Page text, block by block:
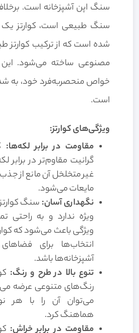
سنگ اپن آشپزخانه است.
سنگ طبیعی است، کوارتز
شده است که از ترکیب کوارتز
مصنوعی ساخته می‌شود.
خواص منحصربه‌فرد خود، به
است.
ویژگی‌های کوارتز:
مقاومت در برابر لکه‌ها:
گرانیت مقاوم‌تر در
غیر متخلخل آن مانع از
مایعات می‌شود.
نگهداری آسان: سنگ
ویژه ندارد و به راحتی
ویژگی باعث می‌شود که
انتخاب‌ها برای فضاهای
آشپزخانه‌ها باشد.
تنوع بالا در طرح و رنگ:
رنگ‌های متنوعی عرضه
می‌توان آن را با هر
هماهنگ کرد.
مقاومت در برابر خراش: